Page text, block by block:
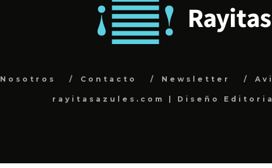
Nosotros Contacto Newsletter
rayitasazules.com | Diseño